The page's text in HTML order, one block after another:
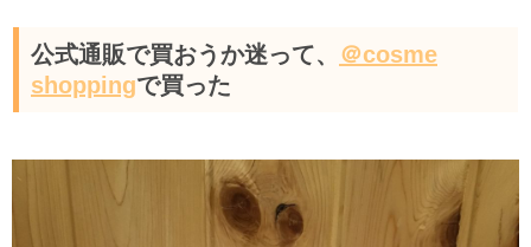
公式通販で買おうか迷って、 ＠cosme
shoppingで買った